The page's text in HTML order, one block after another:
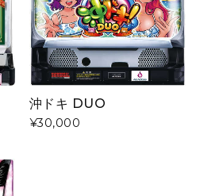
沖ドキ DUO
¥30,000